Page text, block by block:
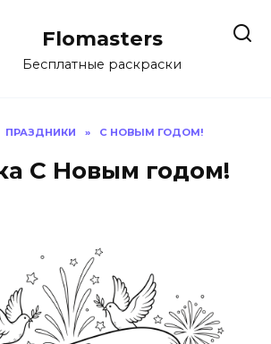
Flomasters
Бесплатные раскраски
ПРАЗДНИКИ » С НОВЫМ ГОДОМ!
С Новым годом!